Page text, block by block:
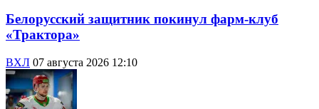
Белорусский защитник покинул фарм-клуб
«Трактора»
ВХЛ 07 августа 2026 12:10